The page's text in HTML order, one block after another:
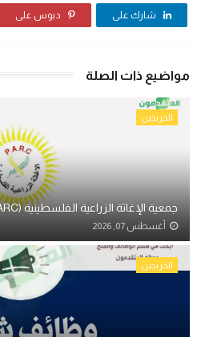
شارك على دبوس على
مواضيع ذات الصلة
الخريجين
جمعية الإغاثة الزراعية الفلسطينية (PARC) تُعلن عن وظائف شاغرة
أغسطس 07, 2026
الخريجين